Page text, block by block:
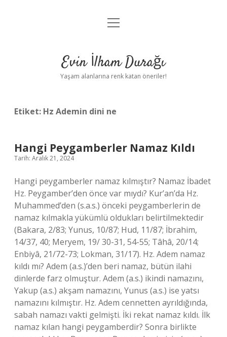
Anasayfa
Yasal Uyarı
menüyü
Evin İlham Durağı
Yaşam alanlarına renk katan öneriler!
Etiket: Hz Ademin dini ne
Hangi Peygamberler Namaz Kıldı
Tarih: Aralık 21, 2024
Hangi peygamberler namaz kılmıştır? Namaz İbadet
Hz. Peygamber’den önce var mıydı? Kur’an’da Hz.
Muhammed’den (s.a.s.) önceki peygamberlerin de
namaz kılmakla yükümlü oldukları belirtilmektedir
(Bakara, 2/83; Yunus, 10/87; Hud, 11/87; İbrahim,
14/37, 40; Meryem, 19/ 30-31, 54-55; Tâhâ, 20/14;
Enbiyâ, 21/72-73; Lokman, 31/17). Hz. Adem namaz
kıldı mı? Adem (a.s.)’den beri namaz, bütün ilahi
dinlerde farz olmuştur. Adem (a.s.) ikindi namazını,
Yakup (a.s.) akşam namazını, Yunus (a.s.) ise yatsı
namazını kılmıştır. Hz. Adem cennetten ayrıldığında,
sabah namazı vakti gelmişti. İki rekat namaz kıldı. İlk
namaz kılan hangi peygamberdir? Sonra birlikte